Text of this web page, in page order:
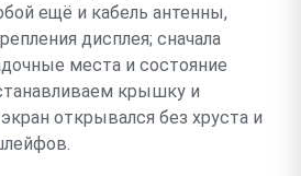
ещё и кабель антенны,
дисплея; сначала
места и состояние
крышку и
открывался без хруста и